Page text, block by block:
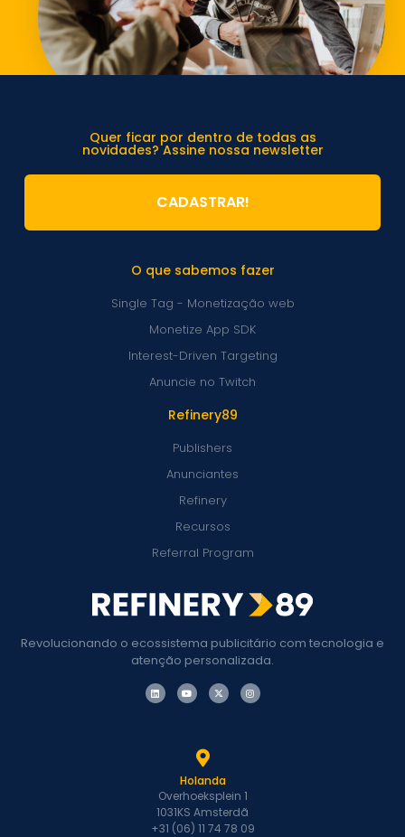
Revolucionando o ecossistema publicitário com tecnologia e
atenção personalizada.
Refinery89
Publishers
Anunciantes
Refinery
Recursos
Referral Program
O que sabemos fazer
Single Tag - Monetização web
Monetize App SDK
Interest-Driven Targeting
Anuncie no Twitch
Quer ficar por dentro de todas as
novidades? Assine nossa newsletter
CADASTRAR!
Holanda
Overhoeksplein 1
1031KS Amsterdã
+31 (06) 11 74 78 09